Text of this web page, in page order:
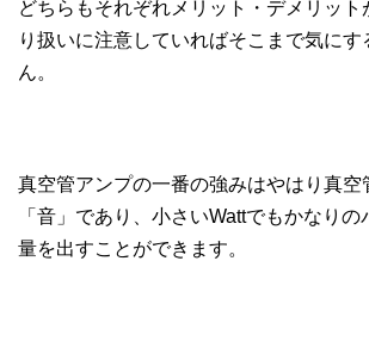
どちらもそれぞれメリット・デメリット
り扱いに注意していればそこまで気に
ん。
真空管アンプの一番の強みはやはり真空
「音」であり、小さいWattでもかなり
量を出すことができます。